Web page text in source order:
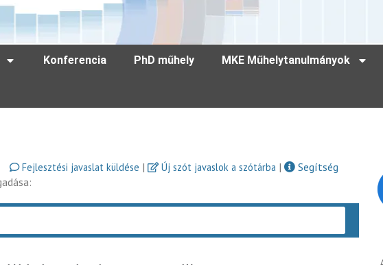
Konferencia PhD műhely MKE Műhelytanulmányok
Fejlesztési javaslat küldése | Új szót javaslok a szótárba |
Segítség